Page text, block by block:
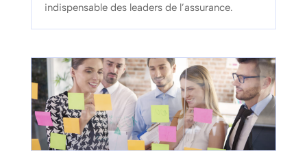
indispensable des leaders de l’assurance.